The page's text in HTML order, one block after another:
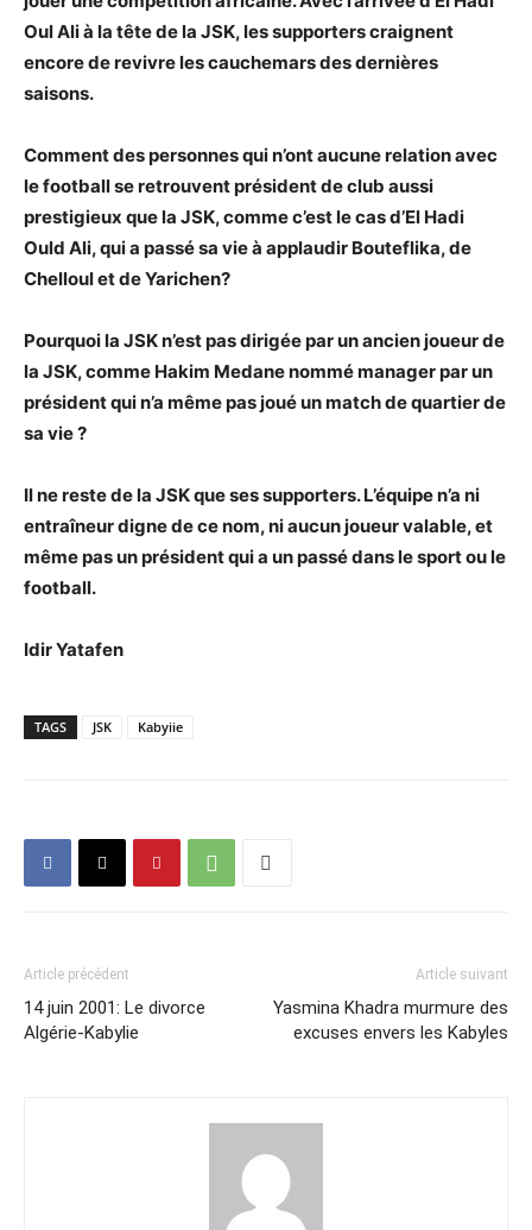
Oul Ali à la tête de la JSK, les supporters craignent
encore de revivre les cauchemars des dernières
saisons.
Comment des personnes qui n’ont aucune relation avec
le football se retrouvent président de club aussi
prestigieux que la JSK, comme c’est le cas d’El Hadi
Ould Ali, qui a passé sa vie à applaudir Bouteflika, de
Chelloul et de Yarichen?
Pourquoi la JSK n’est pas dirigée par un ancien joueur de
la JSK, comme Hakim Medane nommé manager par un
président qui n’a même pas joué un match de quartier de
sa vie ?
Il ne reste de la JSK que ses supporters. L’équipe n’a ni
entraîneur digne de ce nom, ni aucun joueur valable, et
même pas un président qui a un passé dans le sport ou le
football.
Idir Yatafen
TAGS JSK Kabyiie
Article précédent
14 juin 2001: Le divorce
Algérie-Kabylie
Article suivant
Yasmina Khadra murmure des
excuses envers les Kabyles